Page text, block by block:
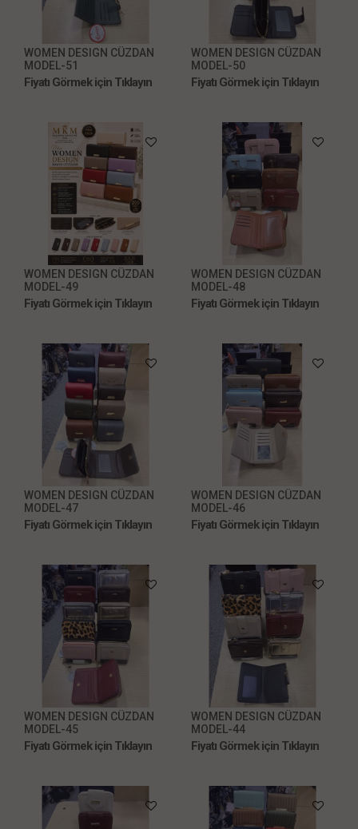
WOMEN DESIGN CÜZDAN
MODEL-51
Fiyatı Görmek için Tıklayın
WOMEN DESIGN CÜZDAN
MODEL-50
Fiyatı Görmek için Tıklayın
WOMEN DESIGN CÜZDAN
MODEL-49
Fiyatı Görmek için Tıklayın
WOMEN DESIGN CÜZDAN
MODEL-48
Fiyatı Görmek için Tıklayın
WOMEN DESIGN CÜZDAN
MODEL-47
Fiyatı Görmek için Tıklayın
WOMEN DESIGN CÜZDAN
MODEL-46
Fiyatı Görmek için Tıklayın
WOMEN DESIGN CÜZDAN
MODEL-45
Fiyatı Görmek için Tıklayın
WOMEN DESIGN CÜZDAN
MODEL-44
Fiyatı Görmek için Tıklayın